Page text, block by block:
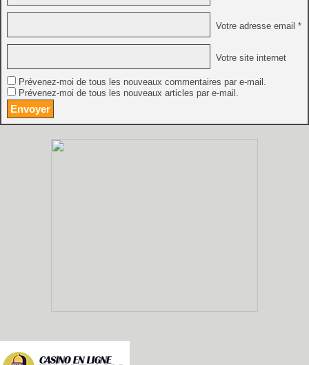
Votre adresse email *
Votre site internet
Prévenez-moi de tous les nouveaux commentaires par e-mail.
Prévenez-moi de tous les nouveaux articles par e-mail.